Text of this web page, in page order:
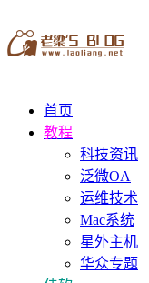
首页
教程
科技资讯
泛微OA
运维技术
Mac系统
星外主机
华众专题